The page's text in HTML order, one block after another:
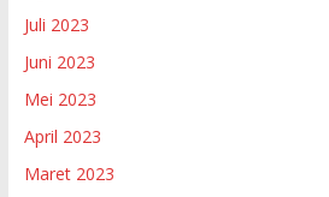
Juli 2023
Juni 2023
Mei 2023
April 2023
Maret 2023